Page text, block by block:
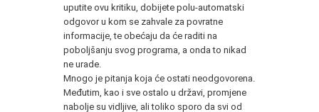
uputite ovu kritiku, dobijete polu-automatski
odgovor u kom se zahvale za povratne
informacije, te obećaju da će raditi na
poboljšanju svog programa, a onda to nikad
ne urade.
Mnogo je pitanja koja će ostati neodgovorena.
Međutim, kao i sve ostalo u državi, promjene
nabolje su vidljive, ali toliko sporo da svi od